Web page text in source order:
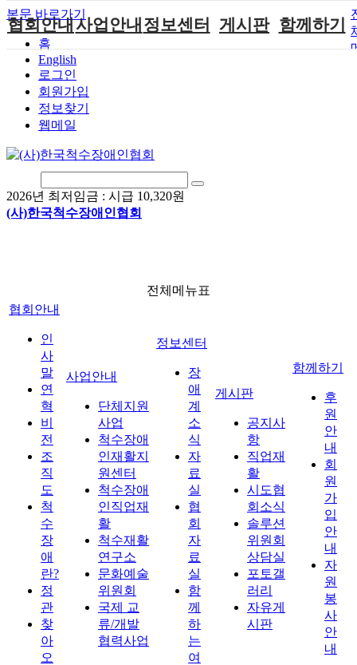
본문 바로가기
홈
English
로그인
회원가입
정보찾기
웹메일
2026년 최저임금 : 시급 10,320원
(사)한국척수장애인협회
협회안내
인사말
연혁
비전
조직도
척수장애란?
찾아오시는길
사업안내
단체지원사업
척수장애인재
활지원센터
척수장애인직
문화예술위원
회
정보센터 게시판 함께하기
전체메뉴표
협회안내
인
사
말
연
혁
비
전
조
직
도
척
수
장
애
란?
정
관
찾
아
오
사업안내
단체지원
사업
척수장애
인재활지
원센터
척수장애
인직업재
활
척수재활
연구소
문화예술
위원회
국제 교
류/개발
협력사업
정보센터
장
애
계
소
식
자
료
실
협
회
자
료
실
함
께
하
는
여
게시판
공지사
항
직업재
활
시도협
회소식
솔루션
위원회
상담실
포토갤
러리
자유게
시판
함께하기
후
원
안
내
회
원
가
입
안
내
자
원
봉
사
안
내